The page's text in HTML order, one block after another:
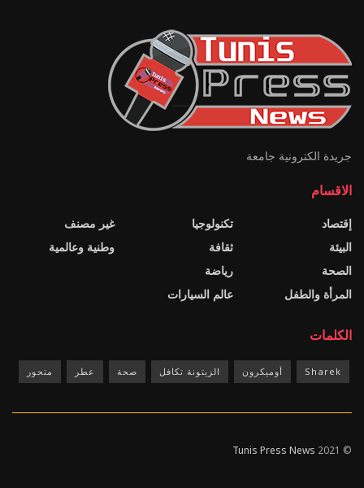
جريدة الكترونية جامعة
الاقسام
إقتصاد
البيئة
الصحة
المرأة والطفل
تكنولوجيا
ثقافة
رياضة
عالم السيارات
غير مصنف
وطنية وعالمية
الكلمات
Sharek أوميكرون الزيتونة تكافل صحة عطر متحور
© 2021
Tunis Press News